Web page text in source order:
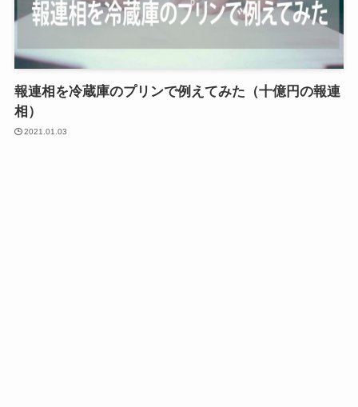
報連相を冷蔵庫のプリンで例えてみた（十億円の報連
相）
2021.01.03